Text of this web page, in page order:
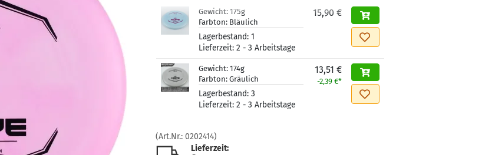
Gewicht: 175g
Farbton: Bläulich
Lagerbestand: 1
Lieferzeit: 2 - 3 Arbeitstage
15,90 €
Gewicht: 174g
Farbton: Gräulich
Lagerbestand: 3
Lieferzeit: 2 - 3 Arbeitstage
13,51 €
-2,39 €*
(Art.Nr.: 0202414)
Lieferzeit: